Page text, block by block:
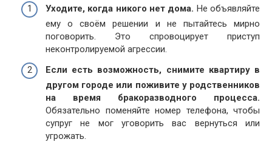
Уходите, когда никого нет дома. Не объявляйте
ему о своём решении и не пытайтесь мирно
поговорить. Это спровоцирует приступ
неконтролируемой агрессии.
Если есть возможность, снимите квартиру в
другом городе или поживите у родственников
на время бракоразводного процесса.
Обязательно поменяйте номер телефона, чтобы
супруг не мог уговорить вас вернуться или
угрожать.